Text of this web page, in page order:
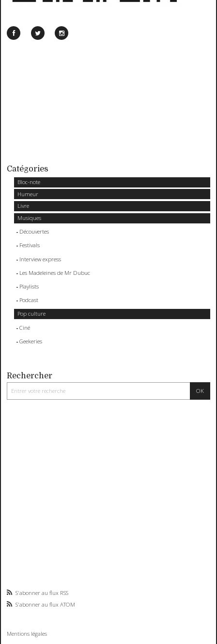
Catégories
Bloc-note
Humeur
Livre
Musiques
Découvertes
Festivals
Interview express
Les Madeleines de Mr Dubuc
Playlists
Podcast
Pop culture
Ciné
Geekeries
Rechercher
S'abonner au flux RSS
S'abonner au flux ATOM
Mentions légales